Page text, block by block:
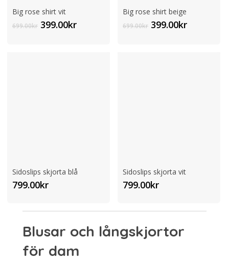
Big rose shirt vit
699.00kr Det
399.00krDet
Big rose shirt beige
699.00kr Det
399.00krDet
Sidoslips skjorta blå
799.00kr
Sidoslips skjorta vit
799.00kr
Blusar och långskjortor
för dam